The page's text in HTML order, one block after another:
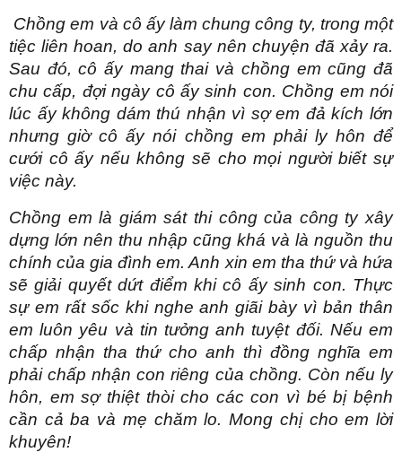
Chồng em và cô ấy làm chung công ty, trong một
tiệc liên hoan, do anh say nên chuyện đã xảy ra.
Sau đó, cô ấy mang thai và chồng em cũng đã
chu cấp, đợi ngày cô ấy sinh con. Chồng em nói
lúc ấy không dám thú nhận vì sợ em đả kích lớn
nhưng giờ cô ấy nói chồng em phải ly hôn để
cưới cô ấy nếu không sẽ cho mọi người biết sự
việc này.
Chồng em là giám sát thi công của công ty xây
dựng lớn nên thu nhập cũng khá và là nguồn thu
chính của gia đình em. Anh xin em tha thứ và hứa
sẽ giải quyết dứt điểm khi cô ấy sinh con. Thực
sự em rất sốc khi nghe anh giãi bày vì bản thân
em luôn yêu và tin tưởng anh tuyệt đối. Nếu em
chấp nhận tha thứ cho anh thì đồng nghĩa em
phải chấp nhận con riêng của chồng. Còn nếu ly
hôn, em sợ thiệt thòi cho các con vì bé bị bệnh
cần cả ba và mẹ chăm lo. Mong chị cho em lời
khuyên!